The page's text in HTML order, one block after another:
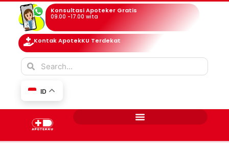
Konsultasi Apoteker Gratis
09.00 -17.00 wita
Kontak ApotekKU Terdekat
ID